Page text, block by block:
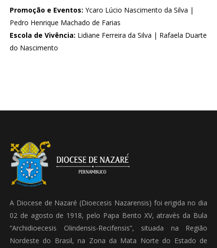
Promoção e Eventos: Ycaro Lúcio Nascimento da Silva |
Pedro Henrique Machado de Farias
Escola de Vivência: Lidiane Ferreira da Silva | Rafaela Duarte
do Nascimento
A Diocese de Nazaré (Dioecesis Nazarensis) foi erigida no dia
02 de agosto de 1918, pelo Papa Bento XV, através da Bula
“Archidioecesis Olindensis-Recifensis”, situada na Região
Nordeste do Brasil, na Zona da Mata Norte do Estado de